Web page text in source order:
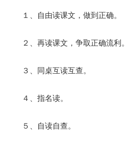
１、自由读课文，做到正确。
２、再读课文，争取正确流利。
３、同桌互读互查。
４、指名读。
５、自读自查。